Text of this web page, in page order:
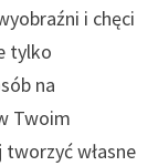
i chęci
tylko
na
Twoim
własne